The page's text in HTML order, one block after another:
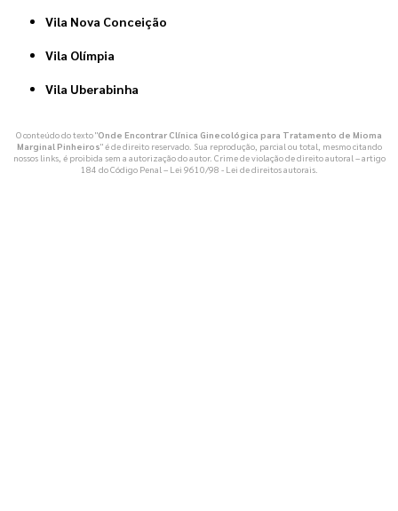
Vila Nova Conceição
Vila Olímpia
Vila Uberabinha
O conteúdo do texto "Onde Encontrar Clínica Ginecológica para Tratamento de Mioma
Marginal Pinheiros" é de direito reservado. Sua reprodução, parcial ou total, mesmo citando
nossos links, é proibida sem a autorização do autor. Crime de violação de direito autoral – artigo
184 do Código Penal – Lei 9610/98 - Lei de direitos autorais.